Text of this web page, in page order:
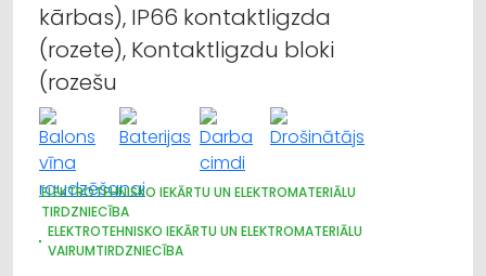
kārbas), IP66 kontaktligzda
(rozete), Kontaktligzdu bloki
(rozešu
ELEKTROTEHNISKO IEKĀRTU UN ELEKTROMATERIĀLU
TIRDZNIECĪBA
ELEKTROTEHNISKO IEKĀRTU UN ELEKTROMATERIĀLU
VAIRUMTIRDZNIECĪBA